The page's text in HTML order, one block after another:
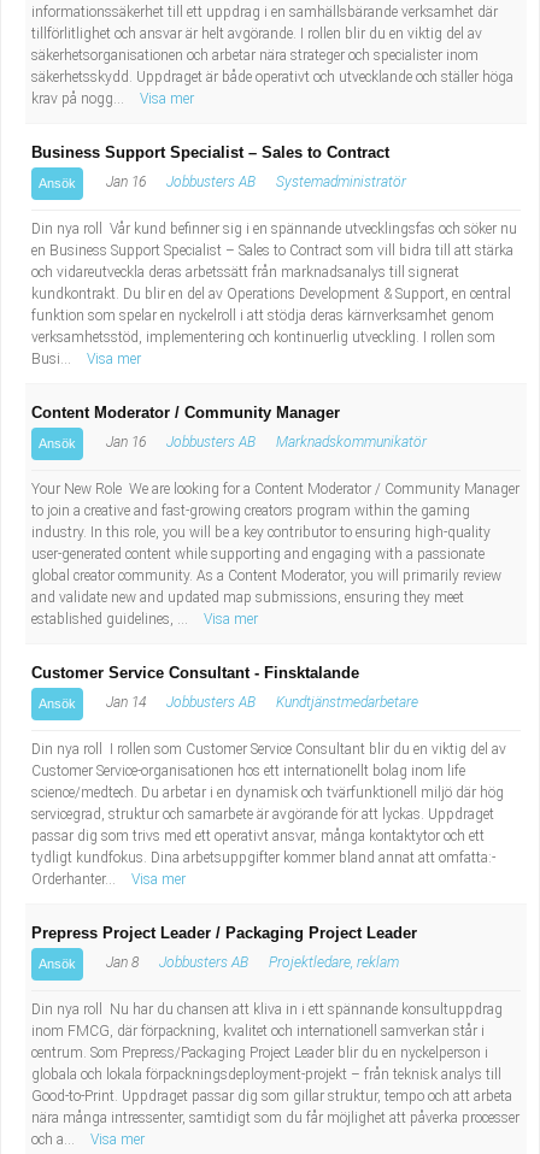
informationssäkerhet till ett uppdrag i en samhällsbärande verksamhet där
tillförlitlighet och ansvar är helt avgörande. I rollen blir du en viktig del av
säkerhetsorganisationen och arbetar nära strateger och specialister inom
säkerhetsskydd. Uppdraget är både operativt och utvecklande och ställer höga
krav på nogg...
Visa mer
Business Support Specialist – Sales to Contract
Ansök Jan 16 Jobbusters AB Systemadministratör
Din nya roll Vår kund befinner sig i en spännande utvecklingsfas och söker nu
en Business Support Specialist – Sales to Contract som vill bidra till att stärka
och vidareutveckla deras arbetssätt från marknadsanalys till signerat
kundkontrakt. Du blir en del av Operations Development & Support, en central
funktion som spelar en nyckelroll i att stödja deras kärnverksamhet genom
verksamhetsstöd, implementering och kontinuerlig utveckling. I rollen som
Busi...
Visa mer
Content Moderator / Community Manager
Ansök Jan 16 Jobbusters AB Marknadskommunikatör
Your New Role We are looking for a Content Moderator / Community Manager
to join a creative and fast-growing creators program within the gaming
industry. In this role, you will be a key contributor to ensuring high-quality
user-generated content while supporting and engaging with a passionate
global creator community. As a Content Moderator, you will primarily review
and validate new and updated map submissions, ensuring they meet
established guidelines, ...
Visa mer
Customer Service Consultant - Finsktalande
Ansök Jan 14 Jobbusters AB Kundtjänstmedarbetare
Din nya roll I rollen som Customer Service Consultant blir du en viktig del av
Customer Service-organisationen hos ett internationellt bolag inom life
science/medtech. Du arbetar i en dynamisk och tvärfunktionell miljö där hög
servicegrad, struktur och samarbete är avgörande för att lyckas. Uppdraget
passar dig som trivs med ett operativt ansvar, många kontaktytor och ett
tydligt kundfokus. Dina arbetsuppgifter kommer bland annat att omfatta:-
Orderhanter...
Visa mer
Prepress Project Leader / Packaging Project Leader
Ansök Jan 8 Jobbusters AB Projektledare, reklam
Din nya roll Nu har du chansen att kliva in i ett spännande konsultuppdrag
inom FMCG, där förpackning, kvalitet och internationell samverkan står i
centrum. Som Prepress/Packaging Project Leader blir du en nyckelperson i
globala och lokala förpackningsdeployment-projekt – från teknisk analys till
Good-to-Print. Uppdraget passar dig som gillar struktur, tempo och att arbeta
nära många intressenter, samtidigt som du får möjlighet att påverka processer
och a...
Visa mer